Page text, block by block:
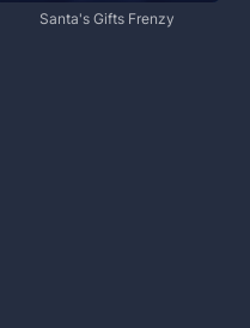
Santa's Gifts Frenzy